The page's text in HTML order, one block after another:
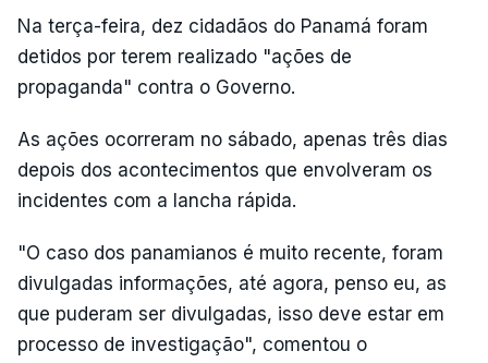
Na terça-feira, dez cidadãos do Panamá foram
detidos por terem realizado "ações de
propaganda" contra o Governo.
As ações ocorreram no sábado, apenas três dias
depois dos acontecimentos que envolveram os
incidentes com a lancha rápida.
"O caso dos panamianos é muito recente, foram
divulgadas informações, até agora, penso eu, as
que puderam ser divulgadas, isso deve estar em
processo de investigação", comentou o